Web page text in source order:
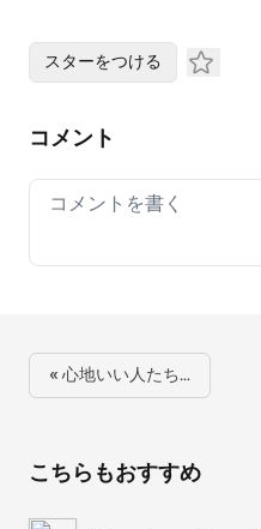
スターをつける
コメント
Your comment
« 心地いい人たち…
こちらもおすすめ